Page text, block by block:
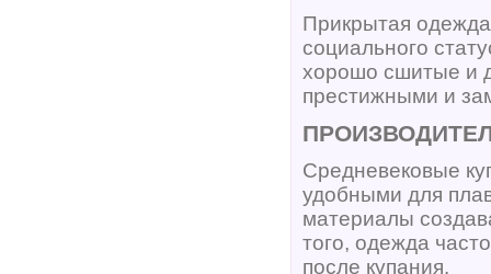
Прикрытая
социального
хорошо сшитые и
престижными и
Средневековые
удобными для
материалы
того, одежда
после купания.